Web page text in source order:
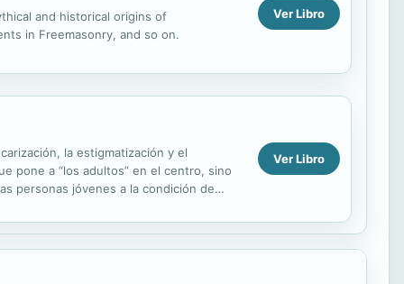
and historical origins of
in Freemasonry, and so on.
Ver Libro
la estigmatización y el
pone a “los adultos” en el centro, sino
personas jóvenes a la condición de
Ver Libro